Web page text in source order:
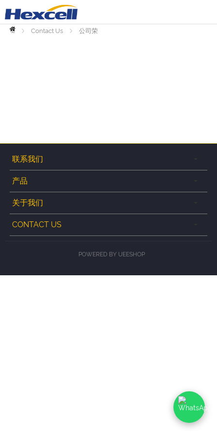
首
页 Contact Us
公司荣
联系我们
产品
关于我们
CONTACT US
POWERED BY UEESHOP